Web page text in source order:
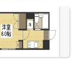
に入